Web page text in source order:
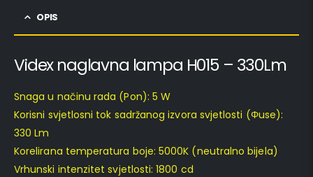
OPIS
Videx naglavna lampa H015 – 330Lm
Snaga u načinu rada (Pon): 5 W
Korisni svjetlosni tok sadržanog izvora svjetlosti (Φuse):
330 Lm
Korelirana temperatura boje: 5000K (neutralno bijela)
Vrhunski intenzitet svjetlosti: 1800 cd